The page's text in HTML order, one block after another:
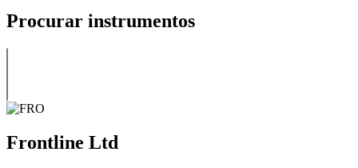
Procurar instrumentos
Frontline Ltd